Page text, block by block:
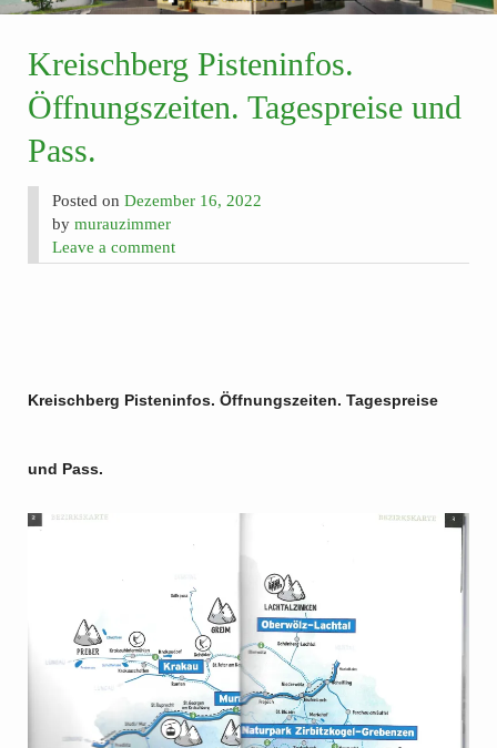
Kreischberg Pisteninfos.
Öffnungszeiten. Tagespreise und
Pass.
Posted onDezember 16, 2022
bymurauzimmer
Leave a comment
Kreischberg Pisteninfos. Öffnungszeiten. Tagespreise
und Pass.